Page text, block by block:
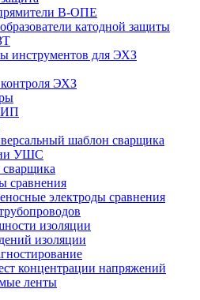
В-ОПЕ
катодной защиты
инструментов для ЭХЗ
ЭХЗ
шаблон сварщика
УШС
сравнения
электроды сравнения
изоляции
изоляции
концентрации напряжений
ленты